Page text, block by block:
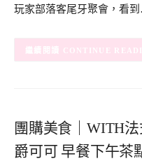
玩家部落客尾牙聚會，看
CONTINUE
團購美食｜WITH
爵可可 早餐下午茶